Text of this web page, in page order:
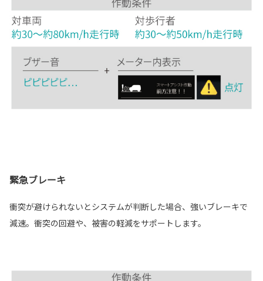
緊急ブレーキ
衝突が避けられないとシステムが判断した場合、強いブレーキで
減速。衝突の回避や、被害の軽減をサポートします。